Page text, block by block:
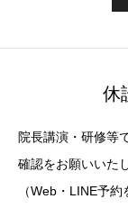
休
院長講演・研修等
確認をお願いいた
（Web・LINE予約